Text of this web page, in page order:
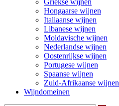
Griekse wijnen
Hongaarse wijnen
Italiaanse wijnen
Libanese wijnen
Moldavische wijnen
Nederlandse wijnen
Oostenrijkse wijnen
Portugese wijnen
Spaanse wijnen
Zuid-Afrikaanse wijnen
Wijndomeinen